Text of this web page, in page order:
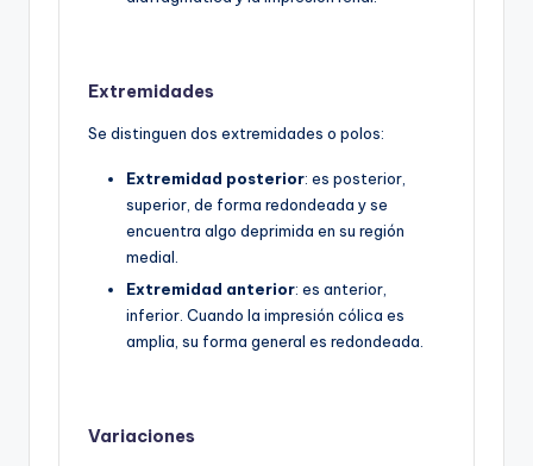
Extremidades
Se distinguen dos extremidades o polos:
Extremidad posterior: es posterior,
superior, de forma redondeada y se
encuentra algo deprimida en su región
medial.
Extremidad anterior: es anterior,
inferior. Cuando la impresión cólica es
amplia, su forma general es redondeada.
Variaciones